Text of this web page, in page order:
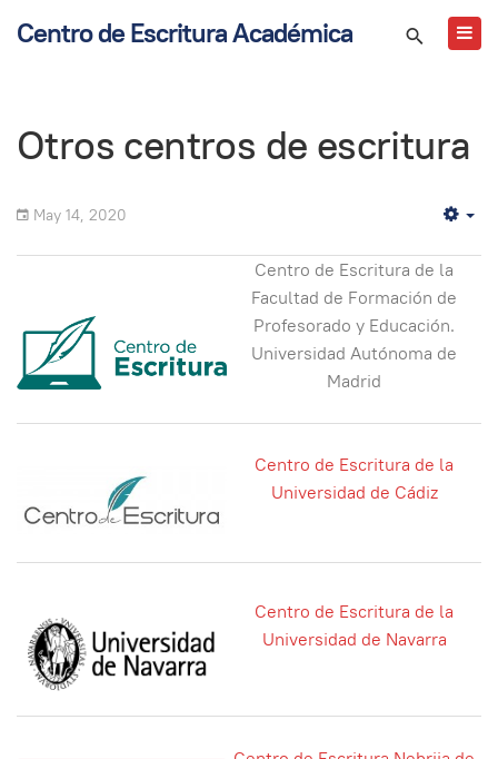
Centro de Escritura Académica
Otros centros de escritura
May 14, 2020
Centro de Escritura de la
Facultad de Formación de
Profesorado y Educación.
Universidad Autónoma de
Madrid
Centro de Escritura de la
Universidad de Cádiz
Centro de Escritura de la
Universidad de Navarra